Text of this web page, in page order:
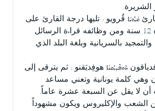
الشريرة.
ܩܳܪܽܘܝܳܐ قُرويو : تليها درجة القارئ على
أن لا يقل عمره 12 سنة ومن وظائفه قراءة الرسائل
والتمجيد بالسريانية وبلغة البلد الذي
ܗܽܘܦܶܕܝܰܩܢܳܐ هوفِديَقنو : ثم يترقى إلى
وهي كلمة يونانية وتعني مساعد
لا يقل عن السبعة عشرة عاماً.
الشعب والإكليروس ويكون مشهوداً